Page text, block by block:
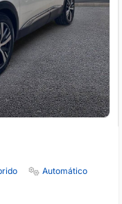
Automático